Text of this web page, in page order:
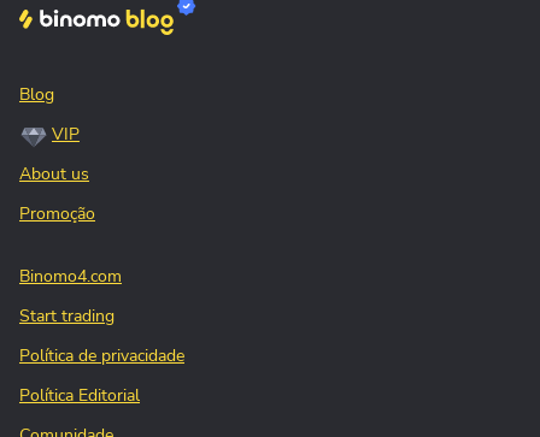
Blog
VIP
About us
Promoção
Binomo4.com
Start trading
Política de privacidade
Política Editorial